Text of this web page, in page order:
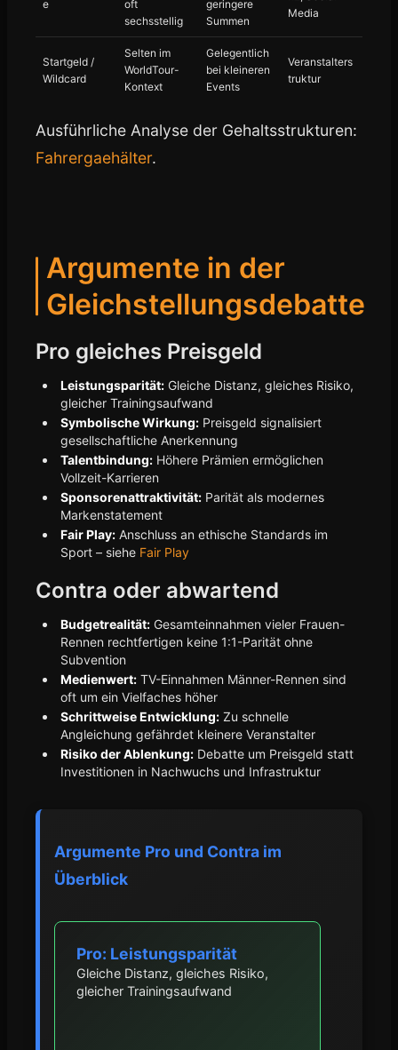
e
oft
sechsstellig
geringere
Summen
Media
Startgeld /
Wildcard
Selten im
WorldTour-
Kontext
Gelegentlich
bei kleineren
Events
Veranstalters
truktur
Ausführliche Analyse der Gehaltsstrukturen:
Fahrergaehälter.
Argumente in der
Gleichstellungsdebatte
Pro gleiches Preisgeld
Leistungsparität: Gleiche Distanz, gleiches Risiko,
gleicher Trainingsaufwand
Symbolische Wirkung: Preisgeld signalisiert
gesellschaftliche Anerkennung
Talentbindung: Höhere Prämien ermöglichen
Vollzeit-Karrieren
Sponsorenattraktivität: Parität als modernes
Markenstatement
Fair Play: Anschluss an ethische Standards im
Sport – siehe Fair Play
Contra oder abwartend
Budgetrealität: Gesamteinnahmen vieler Frauen-
Rennen rechtfertigen keine 1:1-Parität ohne
Subvention
Medienwert: TV-Einnahmen Männer-Rennen sind
oft um ein Vielfaches höher
Schrittweise Entwicklung: Zu schnelle
Angleichung gefährdet kleinere Veranstalter
Risiko der Ablenkung: Debatte um Preisgeld statt
Investitionen in Nachwuchs und Infrastruktur
Argumente Pro und Contra im
Überblick
Pro: Leistungsparität
Gleiche Distanz, gleiches Risiko,
gleicher Trainingsaufwand